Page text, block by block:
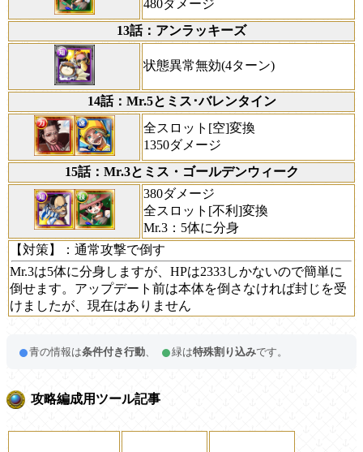
480ダメージ
13話：アンラッキーズ
状態異常無効(4ターン)
14話：Mr.5とミス･バレンタイン
全スロット[空]変換
1350ダメージ
15話：Mr.3とミス・ゴールデンウィーク
380ダメージ
全スロット[不利]変換
Mr.3：5体に分身
【対策】
：通常攻撃で倒す
Mr.3は5体に分身しますが、HPは2333しかないので簡単に
倒せます。アップデート前は本体を倒さなければ封じを受
けましたが、現在はありません
青の情報は条件付き行動、 緑は特殊割り込みです。
攻略編成用ツール記事